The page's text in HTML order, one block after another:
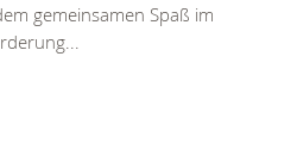
gemeinsamen Spaß im